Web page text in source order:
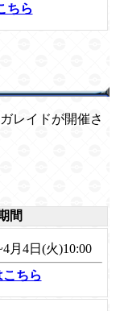
ちら
レイドが開催さ
間
月4日(火)10:00
ちら